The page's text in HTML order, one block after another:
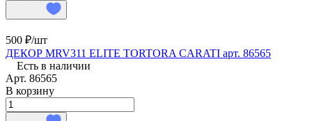
500 ₽/шт
ДЕКОР MRV311 ELITE TORTORA CARATI арт. 86565
Есть в наличии
Арт. 86565
В корзину